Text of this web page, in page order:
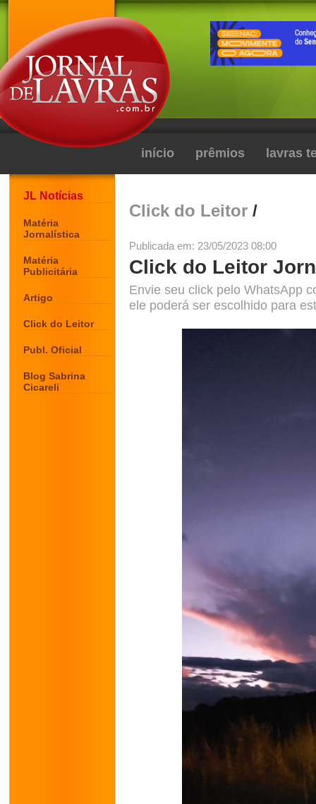
início prêmios lavras
JL Notícias
Matéria
Jornalística
Matéria
Publicitária
Artigo
Click do Leitor
Publ. Oficial
Blog Sabrina
Cicareli
Click do Leitor /
Publicada em: 23/05/2023 08:00
Click do Leitor
Envie seu click pelo WhatsApp
ele poderá ser escolhido para